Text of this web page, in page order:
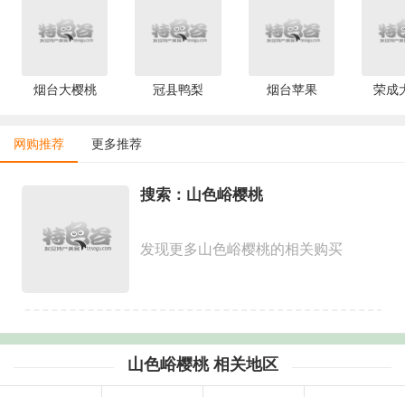
烟台大樱桃 冠县鸭梨 烟台苹果 荣成
网购推荐 更多推荐
搜索：山色峪樱桃
发现更多山色峪樱桃的相关购买
山色峪樱桃 相关地区